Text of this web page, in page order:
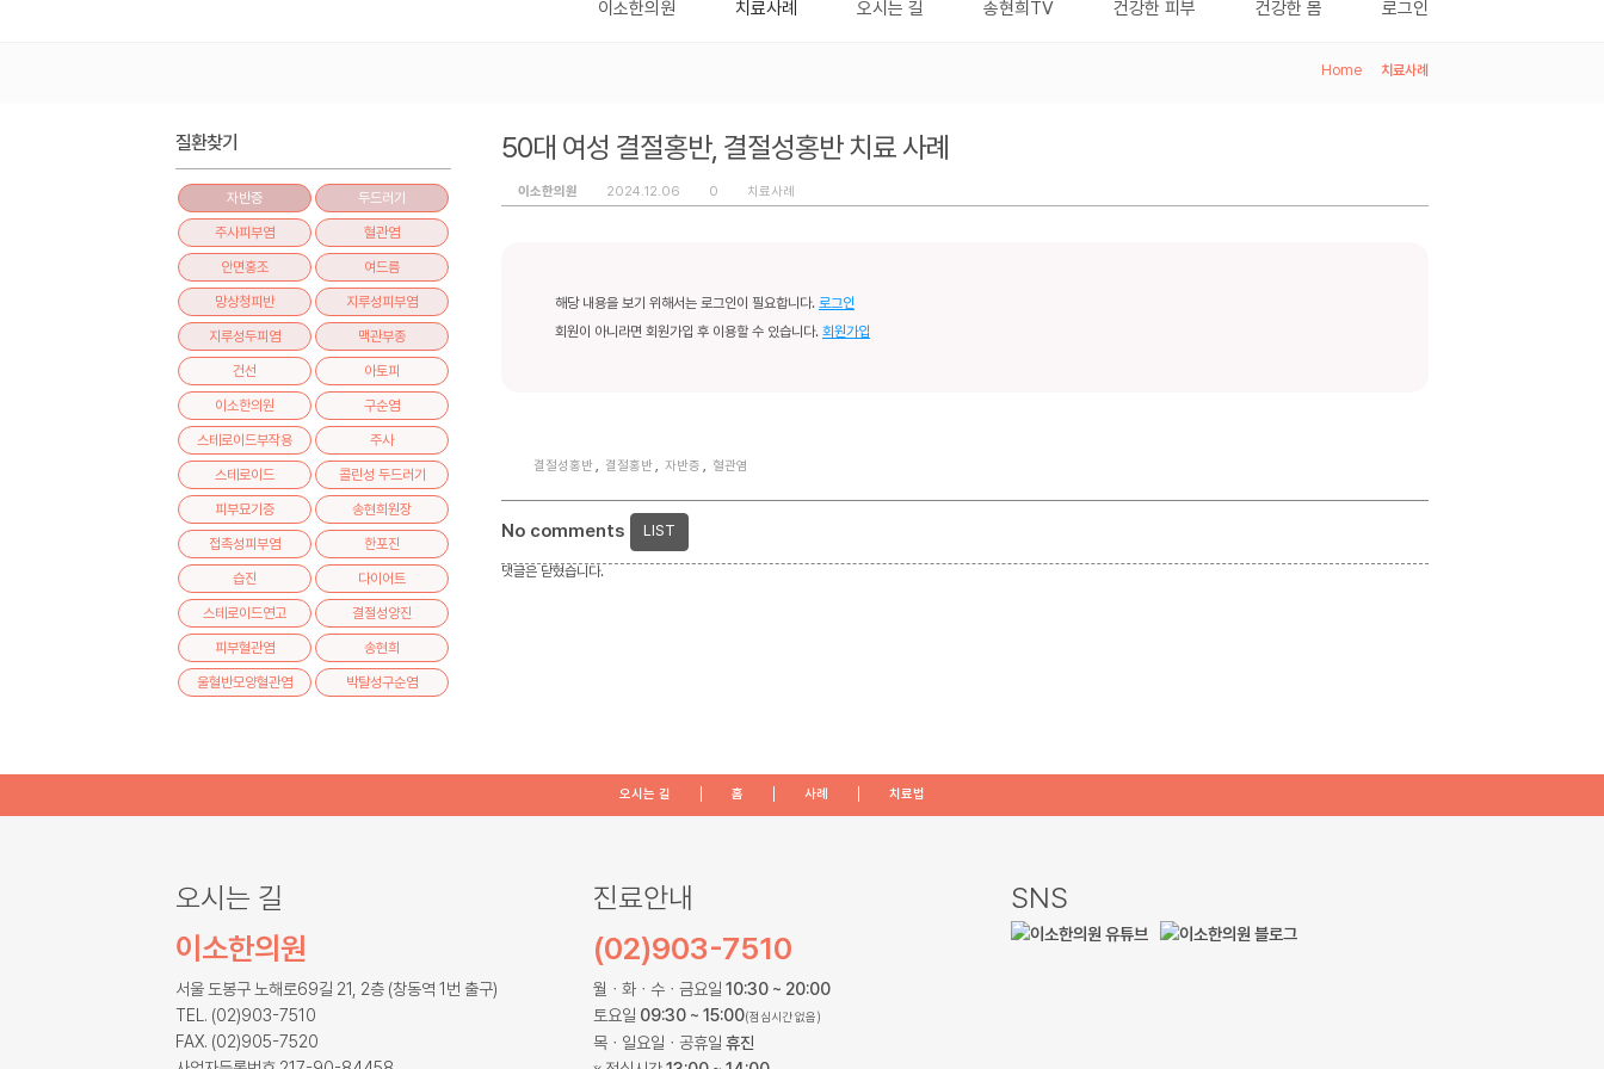
이소한의원 치료사례 오시는 길 송현희TV 건강한 피부 건강한 몸 로그인
Home 치료사례
50대 여성 결절홍반, 결절성홍반 치료 사례
이소한의원 2024.12.06 0 치료사례
해당 내용을 보기 위해서는 로그인이 필요합니다. 로그인
회원이 아니라면 회원가입 후 이용할 수 있습니다. 회원가입
결절성홍반, 결절홍반, 자반증 , 혈관염
No comments LIST
댓글은 닫혔습니다.
질환찾기
자반증 두드러기
주사피부염 혈관염
안면홍조 여드름
망상청피반 지루성피부염
지루성두피염 맥관부종
건선 아토피
이소한의원 구순염
스테로이드부작용 주사
스테로이드 콜린성 두드러기
피부묘기증 송현희원장
접촉성피부염 한포진
습진 다이어트
스테로이드연고 결절성양진
피부혈관염 송현희
울혈반모양혈관염 박탈성구순염
오시는 길 홈 사례 치료법
오시는 길
이소한의원
서울 도봉구 노해로69길 21, 2층 (창동역 1번 출구)
TEL. (02)903-7510
FAX. (02)905-7520
진료안내
(02)903-7510
월ㆍ화ㆍ수ㆍ금요일 10:30 ~ 20:00
토요일 09:30 ~ 15:00(점심시간 없음)
목ㆍ일요일ㆍ공휴일 휴진
SNS